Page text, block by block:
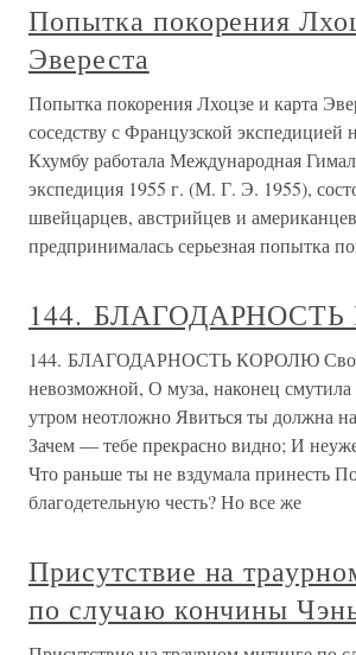
Попытка покорения
Эвереста
Попытка покорения Лхоцзе и карта
соседству с Французской экспедицией
Кхумбу работала Международная
экспедиция 1955 г. (М. Г. Э. 1955),
швейцарцев, австрийцев и
предпринималась серьезная попытка
144.
144. БЛАГОДАРНОСТЬ КОРОЛЮ
невозможной, О муза, наконец
утром неотложно Явиться ты должна
Зачем — тебе прекрасно видно; И
Что раньше ты не вздумала принесть
благодетельную честь? Но все же
Присутствие на
по случаю кончины